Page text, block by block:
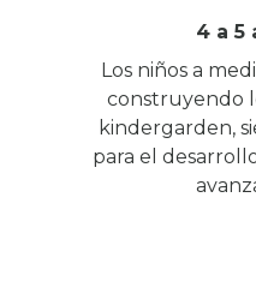
4 a 5
Los niños a
construyendo
kindergarden,
para el